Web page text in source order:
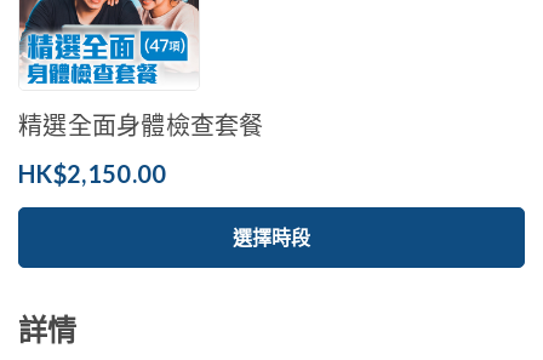
精選全面身體檢查套餐
HK$2,150.00
選擇時段
詳情